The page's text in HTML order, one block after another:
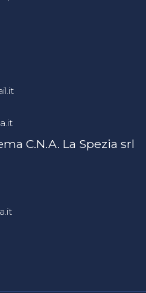
C.N.A. La Spezia srl